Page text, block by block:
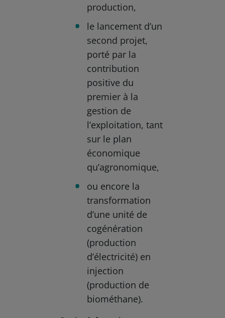
production,
le lancement d’un
second projet,
porté par la
contribution
positive du
premier à la
gestion de
l’exploitation, tant
sur le plan
économique
qu’agronomique,
ou encore la
transformation
d’une unité de
cogénération
(production
d’électricité) en
injection
(production de
biométhane).